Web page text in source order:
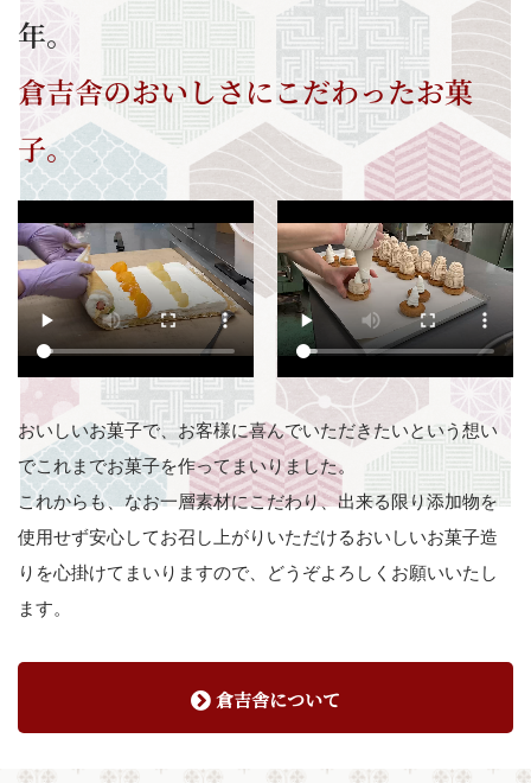
年。
倉吉舎のおいしさにこだわったお菓
子。
おいしいお菓子で、お客様に喜んでいただきたいという想い
でこれまでお菓子を作ってまいりました。
これからも、なお一層素材にこだわり、出来る限り添加物を
使用せず安心してお召し上がりいただけるおいしいお菓子造
りを心掛けてまいりますので、どうぞよろしくお願いいたし
ます。
倉吉舎について